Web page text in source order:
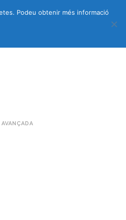
683 27 07 09 E-COMMERCE
Podeu obtenir més informació